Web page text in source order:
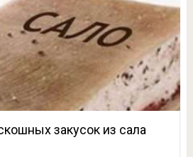
закусок из сала